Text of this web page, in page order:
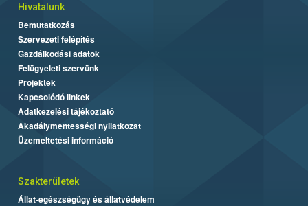
Hivatalunk
Bemutatkozás
Szervezeti felépítés
Gazdálkodási adatok
Felügyeleti szervünk
Projektek
Kapcsolódó linkek
Adatkezelési tájékoztató
Akadálymentességi nyilatkozat
Üzemeltetési információ
Szakterületek
Állat-egészségügy és állatvédelem